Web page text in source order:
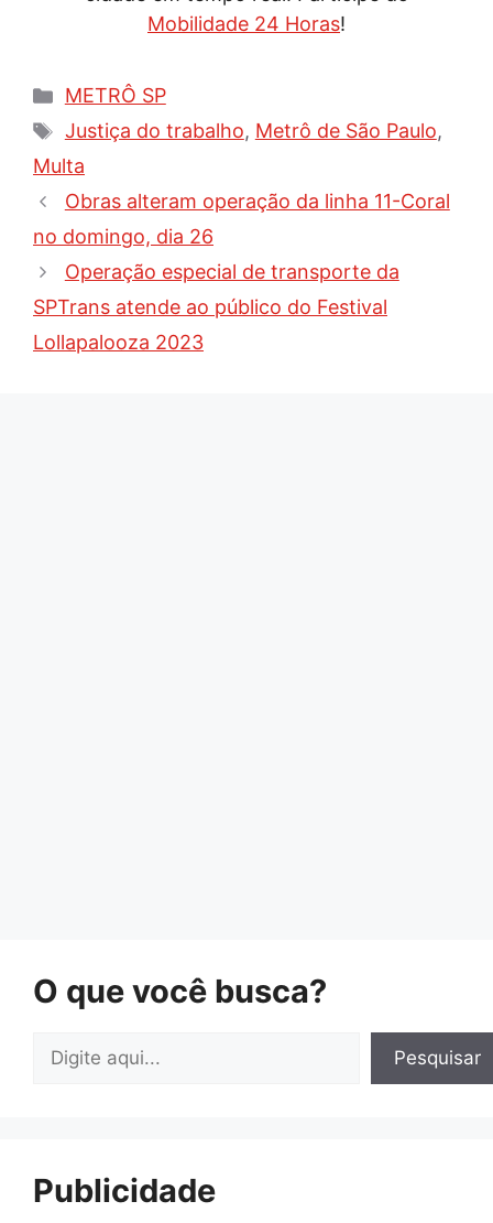
Mobilidade 24 Horas!
Categorias
METRÔ SP
Tags
Justiça do trabalho, Metrô de São Paulo,
Multa
Obras alteram operação da linha 11-Coral
no domingo, dia 26
Operação especial de transporte da
SPTrans atende ao público do Festival
Lollapalooza 2023
O que você busca?
Pesquisar Pesquisar
Publicidade